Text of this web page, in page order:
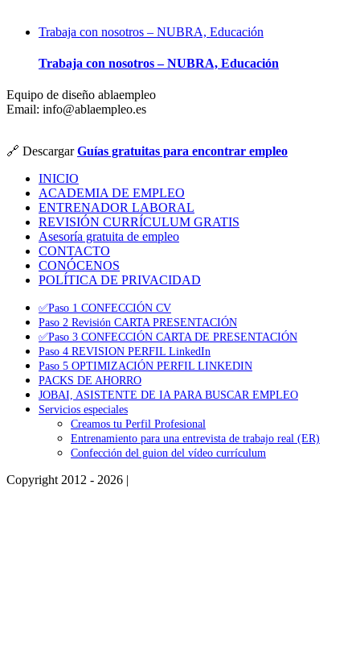
Trabaja con nosotros – NUBRA, Educación
Trabaja con nosotros – NUBRA, Educación
Equipo de diseño ablaempleo
Email: info@ablaempleo.es
🔗 DescargarGuías gratuitas para encontrar empleo
INICIO
ACADEMIA DE EMPLEO
ENTRENADOR LABORAL
REVISIÓN CURRÍCULUM GRATIS
Asesoría gratuita de empleo
CONTACTO
CONÓCENOS
POLÍTICA DE PRIVACIDAD
✅Paso 1 CONFECCIÓN CV
Paso 2 Revisión CARTA PRESENTACIÓN
✅Paso 3 CONFECCIÓN CARTA DE PRESENTACIÓN
Paso 4 REVISION PERFIL LinkedIn
Paso 5 OPTIMIZACIÓN PERFIL LINKEDIN
PACKS DE AHORRO
JOBAI, ASISTENTE DE IA PARA BUSCAR EMPLEO
Servicios especiales
Creamos tu Perfil Profesional
Entrenamiento para una entrevista de trabajo real (ER)
Confección del guion del vídeo currículum
Copyright 2012 - 2026 |